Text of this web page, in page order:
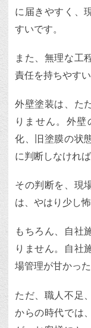
に届きやすく、
すいです。
また、無理な工
責任を持ちやす
外壁塗装は、た
りません。外
化、旧塗膜の状
に判断しなけれ
その判断を、現
は、やはり少し
もちろん、自社
りません。自社
場管理が甘かっ
ただ、職人不足
からの時代では